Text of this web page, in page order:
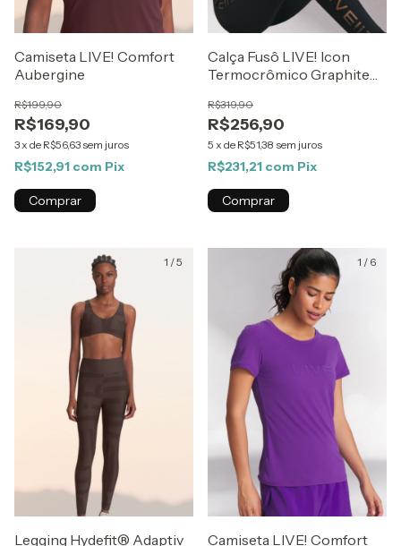
Camiseta LIVE! Comfort
Aubergine
R$169,90
R$199,90
3x de R$56,63 sem juros
R$152,91 com Pix
Comprar
Calça Fusô LIVE! Icon
Termocrômico Graphite
R$256,90
R$319,90
5 x de R$51,38 sem juros
R$231,21 com Pix
Comprar
1 /5
Legging Hydefit® Adaptiv
1 / 6
Camiseta LIVE! Comfort